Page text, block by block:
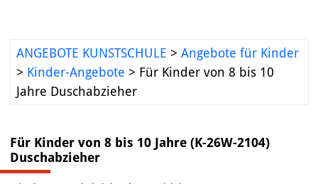
Projekte und
Kooperationen
KUNST-WERKSTATT TURMSTRASSE
ANGEBOTE KUNSTSCHULE > Angebote für Kinder
> Kinder-Angebote > Für Kinder von 8 bis 10
Jahre Duschabzieher
Für Kinder von 8 bis 10 Jahre (K-26W-2104)
Duschabzieher